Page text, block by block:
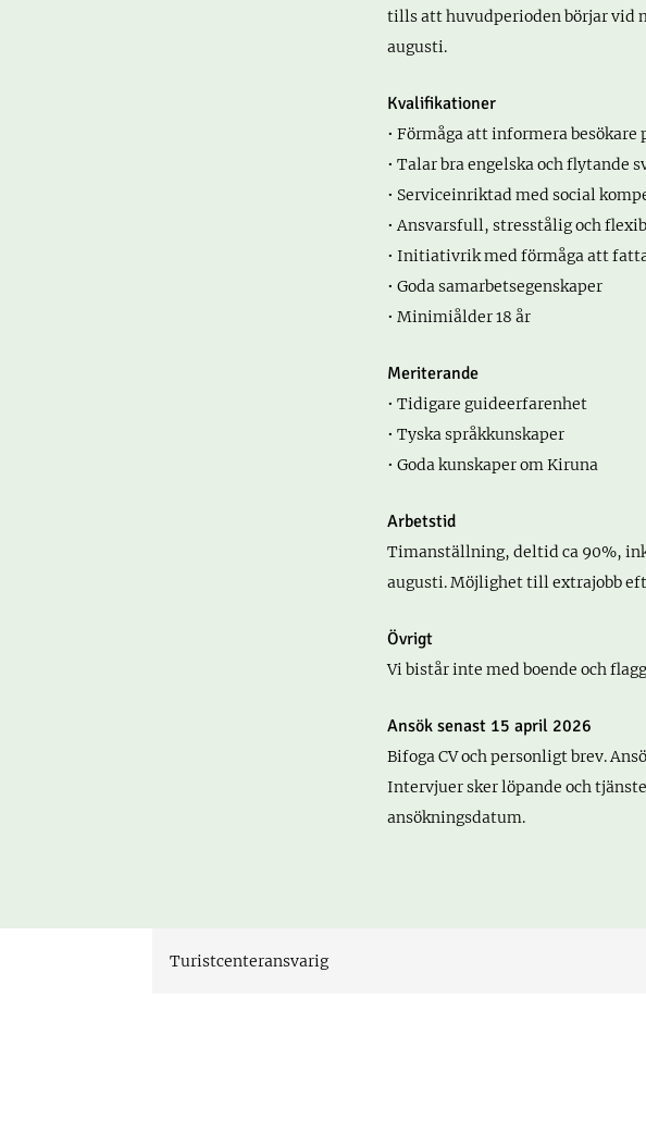
tills att huvudperioden börjar vid
augusti.
Kvalifikationer
• Förmåga att informera
• Talar bra engelska och flytande
• Serviceinriktad med social
• Ansvarsfull, stresstålig och
• Initiativrik med förmåga att
• Goda samarbetsegenskaper
• Minimiålder 18 år
Meriterande
• Tidigare guideerfarenhet
• Tyska språkkunskaper
• Goda kunskaper om Kiruna
Arbetstid
Timanställning, deltid ca 90%,
augusti. Möjlighet till extrajobb
Övrigt
Vi bistår inte med boende och
Ansök senast 15 april 2026
Bifoga CV och personligt brev.
Intervjuer sker löpande och
ansökningsdatum.
Turistcenteransvarig